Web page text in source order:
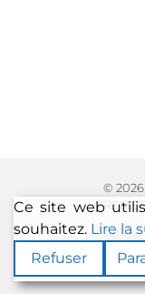
© 2026
Ce site web
souhaitez. Lire la
Refuser